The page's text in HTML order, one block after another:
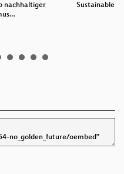
nachhaltiger
Sustainable